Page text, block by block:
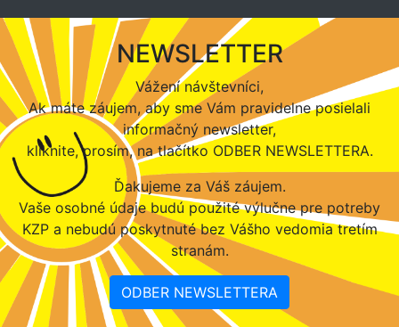
NEWSLETTER
Vážení návštevníci,
Ak máte záujem, aby sme Vám pravidelne posielali
informačný newsletter,
kliknite, prosím, na tlačítko ODBER NEWSLETTERA.
Ďakujeme za Váš záujem.
Vaše osobné údaje budú použité výlučne pre potreby
KZP a nebudú poskytnuté bez Vášho vedomia tretím
stranám.
ODBER NEWSLETTERA